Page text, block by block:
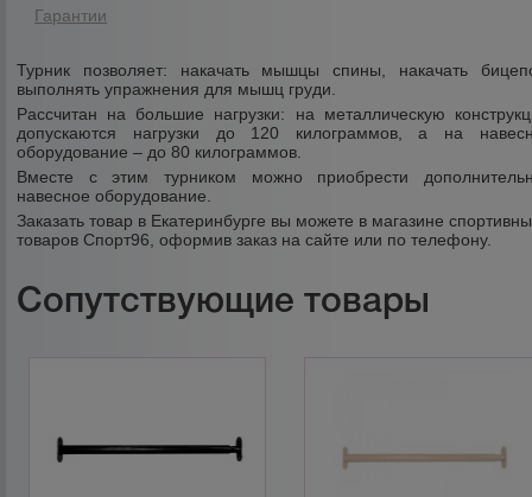
Гарантии
Турник позволяет: накачать мышцы спины, накачать
выполнять упражнения для мышц груди.
Рассчитан на большие нагрузки: на металлическую
допускаются нагрузки до 120 килограммов, а на
оборудование – до 80 килограммов.
Вместе с этим турником можно приобрести
навесное оборудование.
Заказать товар в Екатеринбурге вы можете в магазине
товаров Спорт96, оформив заказ на сайте или по телефону.
Сопутствующие товары